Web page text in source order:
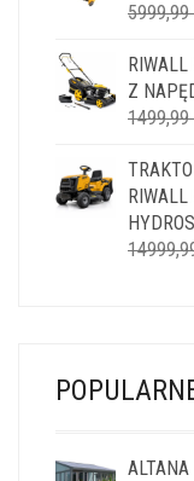
5999,99
Z
1499,99